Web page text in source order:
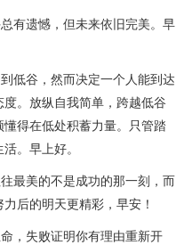
有遗憾，但未来依旧完美。早
低谷，然而决定一个人能到达
。放纵自我简单，跨越低谷
得在低处积蓄力量。只管踏
。早上好。
最美的不是成功的那一刻，而
后的明天更精彩，早安！
，失败证明你有理由重新开